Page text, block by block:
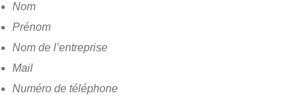
Nom
Prénom
Nom de l’entreprise
Mail
Numéro de téléphone